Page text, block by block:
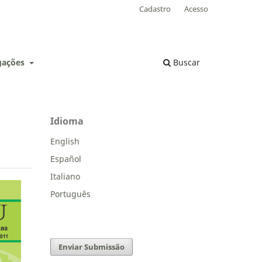
Buscar
Cadastro Acesso
Idioma
English
Español
Italiano
Português
Enviar Submissão